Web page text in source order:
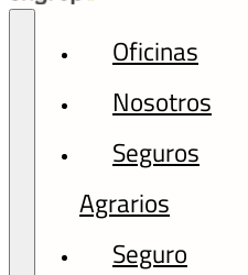
Oficinas
Nosotros
Seguros
Agrarios
Seguro